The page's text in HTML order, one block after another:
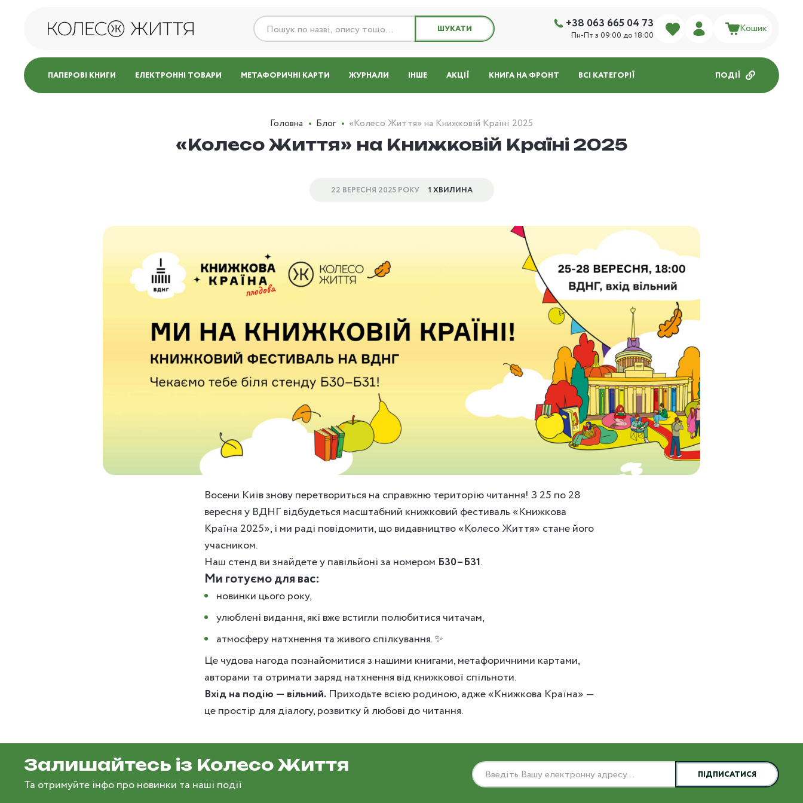
ШУКАТИ +38 063 665 04 73
Пн-Пт з 09:00 до 18:00
Кошик
ПАПЕРОВІ КНИГИ ЕЛЕКТРОННІ ТОВАРИ МЕТАФОРИЧНІ КАРТИ ЖУРНАЛИ ІНШЕ АКЦІЇ КНИГА НА ФРОНТ ВСІ КАТЕГОРІЇ ПОДІЇ
Головна Блог «Колесо Життя» на Книжковій Країні 2025
«Колесо Життя» на Книжковій Країні 2025
22 ВЕРЕСНЯ 2025 РОКУ 1 ХВИЛИНА
Восени Київ знову перетвориться на справжню територію читання! З 25 по 28
вересня у ВДНГ відбудеться масштабний книжковий фестиваль «Книжкова
Країна 2025», і ми раді повідомити, що видавництво «Колесо Життя» стане його
учасником.
Наш стенд ви знайдете у павільйоні за номером Б30–Б31.
Ми готуємо для вас:
новинки цього року,
улюблені видання, які вже встигли полюбитися читачам,
атмосферу натхнення та живого спілкування. ✨
Це чудова нагода познайомитися з нашими книгами, метафоричними картами,
авторами та отримати заряд натхнення від книжкової спільноти.
Вхід на подію — вільний. Приходьте всією родиною, адже «Книжкова Країна» —
це простір для діалогу, розвитку й любові до читання.
Залишайтесь із Колесо Життя
Та отримуйте інфо про новинки та наші події
ПІДПИСАТИСЯ